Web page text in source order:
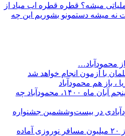
میشه؟ قطره قطره اب میاد از
میشه دستمونو بشوریم این چه
محمودآباد…
با آزمون انجام خواهد شد
، باز هم محمودآباد
فردا سه شنبه‌ بیست و پنجم آبان ماه ۱۴۰۰، محمودآباد چه
در بیست‌وششمین جشنواره
مازندران برای پذیرایی از ۲۰ میلیون مسافر نوروزی آماده